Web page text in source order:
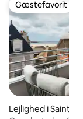
i gennemsnitlig
Gæstefavorit
Gæstefavorit
Lejlighed i Saint-